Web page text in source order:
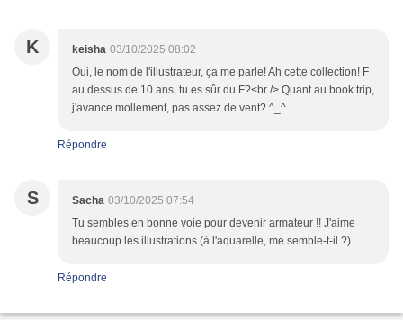
K keisha 03/10/2025 08:02
Oui, le nom de l'illustrateur, ça me parle! Ah cette collection! F
au dessus de 10 ans, tu es sûr du F?<br /> Quant au book trip,
j'avance mollement, pas assez de vent? ^_^
Répondre
S Sacha 03/10/2025 07:54
Tu sembles en bonne voie pour devenir armateur !! J'aime
beaucoup les illustrations (à l'aquarelle, me semble-t-il ?).
Répondre